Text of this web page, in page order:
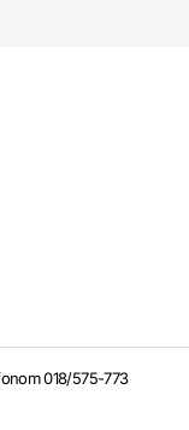
018/575-773